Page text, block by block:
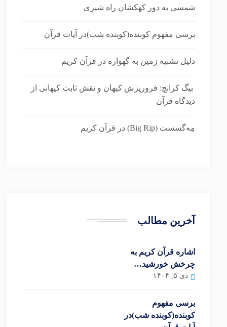
شمسی به دور کهکشان راه شیری
برسی مفهوم کوبنده(کوبنده شب)در آیات قرآن
دلیل تشبیه زمین به گهواره در قرآن کریم
بیگ کرانچ: فروریزش کیهان و نقش ثابت کیهانی از
دیدگاه قرآن
مِه‌گسست (Big Rip) در قرآن کریم
آخرین مطالب
اشاره قرآن کریم به
چرخش خورشید…
دی ۵, ۱۴۰۴
برسی مفهوم
کوبنده(کوبنده شب)در